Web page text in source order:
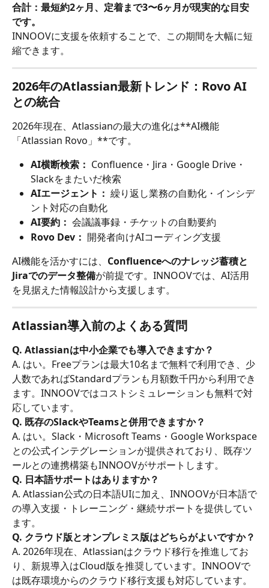
合計：最短約2ヶ月、定着まで3〜6ヶ月が現実的な目安
です。
INNOOVに支援を依頼することで、この期間を大幅に短
縮できます。
2026年のAtlassian最新トレンド：Rovo AI
との統合
2026年現在、Atlassianの最大の進化は**AI機能
「Atlassian Rovo」**です。
AI横断検索： Confluence・Jira・Google Drive・
Slackをまたいだ検索
AIエージェント： 繰り返し業務の自動化・インシデ
ント対応の自動化
AI要約： 会議議事録・チケットの自動要約
Rovo Dev： 開発者向けAIコーディング支援
AI機能を活かすには、 Confluenceへのナレッジ蓄積と
Jiraでのデータ整備が前提です。INNOOVでは、AI活用
を見据えた情報設計から支援します。
Atlassian導入前のよくある質問
Q. Atlassianは中小企業でも導入できますか？
A. はい。Freeプランは最大10名まで無料で利用でき、少
人数であればStandardプランも月額数千円から利用でき
ます。INNOOVではコストシミュレーションも無料で対
応しています。
Q. 既存のSlackやTeamsと併用できますか？
A. はい。Slack・Microsoft Teams・Google Workspace
との公式インテグレーションが提供されており、既存ツ
ールとの連携構築もINNOOVがサポートします。
Q. 日本語サポートはありますか？
A. Atlassian公式の日本語UIに加え、INNOOVが日本語で
の導入支援・トレーニング・継続サポートを提供してい
ます。
Q. クラウド版とオンプレミス版はどちらがよいですか？
A. 2026年現在、Atlassianはクラウド移行を推進してお
り、新規導入はCloud版を推奨しています。INNOOVで
は既存環境からのクラウド移行支援も対応しています。